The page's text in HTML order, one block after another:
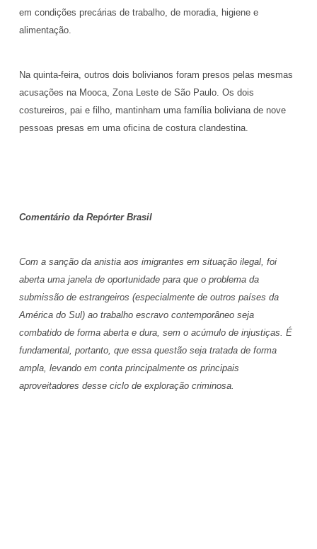
em condições precárias de trabalho, de moradia, higiene e
alimentação.
Na quinta-feira, outros dois bolivianos foram presos pelas mesmas
acusações na Mooca, Zona Leste de São Paulo. Os dois
costureiros, pai e filho, mantinham uma família boliviana de nove
pessoas presas em uma oficina de costura clandestina.
Comentário da Repórter Brasil
Com a sanção da anistia aos imigrantes em situação ilegal, foi
aberta uma janela de oportunidade para que o problema da
submissão de estrangeiros (especialmente de outros países da
América do Sul) ao trabalho escravo contemporâneo seja
combatido de forma aberta e dura, sem o acúmulo de injustiças. É
fundamental, portanto, que essa questão seja tratada de forma
ampla, levando em conta principalmente os principais
aproveitadores desse ciclo de exploração criminosa.